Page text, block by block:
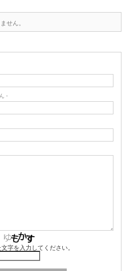
せん。
-
字を入力してください。